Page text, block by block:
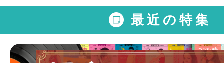
最近の特集